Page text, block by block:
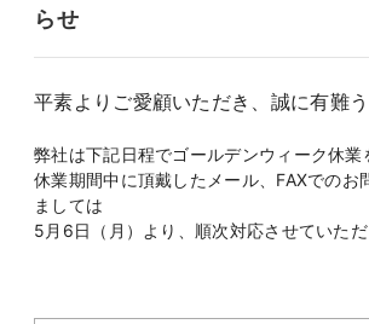
らせ
平素よりご愛顧いただき、誠に有難う
弊社は下記日程でゴールデンウィーク休業
休業期間中に頂戴したメール、FAXでのお
ましては
5月6日（月）より、順次対応させていただ